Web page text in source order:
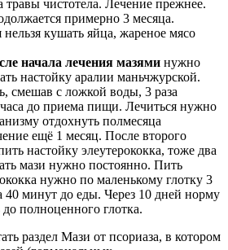
чистотела. Лечение прежнее.
примерно 3 месяца.
кушать яйца, жареное мясо
начала лечения мазями нужно
настойку аралии маньчжурской.
смешав с ложкой воды, 3 раза
до приема пищи. Лечиться нужно
отдохнуть полмесяца
ещё 1 месяц. После второго
настойку элеутерококка, тоже два
мази нужно постоянно. Пить
нужно по маленькому глотку 3
40 минут до еды. Через 10 дней норму
полноценного глотка.
раздел Мази от псориаза, в котором